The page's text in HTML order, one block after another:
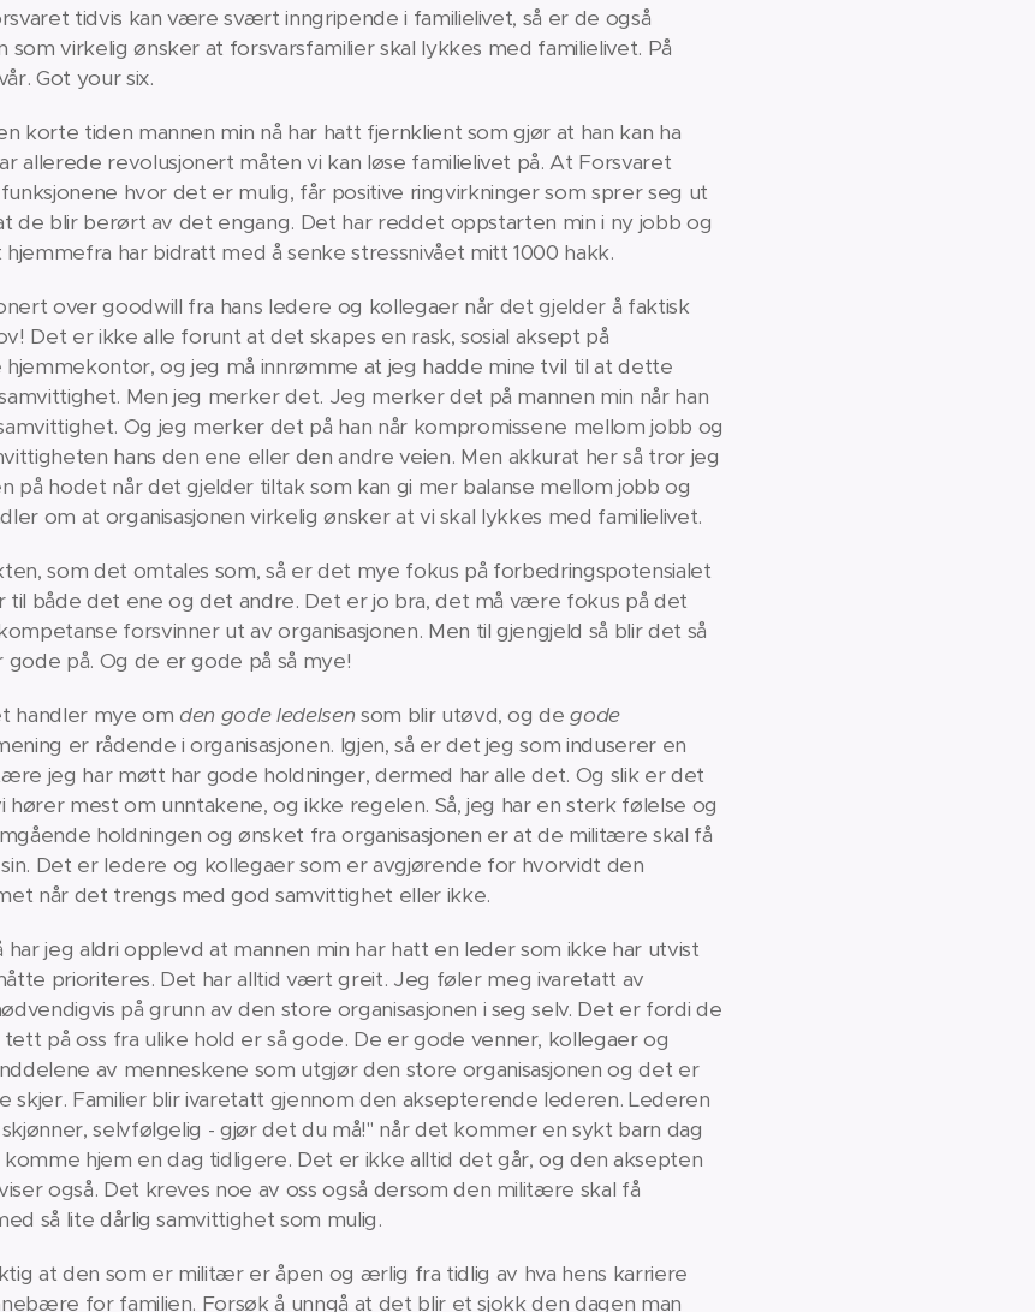
tidvis kan være svært inngripende i familielivet, så er de også
virkelig ønsker at forsvarsfamilier skal lykkes med familielivet. På
Got your six.
korte tiden mannen min nå har hatt fjernklient som gjør at han kan ha
allerede revolusjonert måten vi kan løse familielivet på. At Forsvaret
hvor det er mulig, får positive ringvirkninger som sprer seg ut
de blir berørt av det engang. Det har reddet oppstarten min i ny jobb og
har bidratt med å senke stressnivået mitt 1000 hakk.
over goodwill fra hans ledere og kollegaer når det gjelder å faktisk
Det er ikke alle forunt at det skapes en rask, sosial aksept på
og jeg må innrømme at jeg hadde mine tvil til at dette
Men jeg merker det. Jeg merker det på mannen min når han
Og jeg merker det på han når kompromissene mellom jobb og
hans den ene eller den andre veien. Men akkurat her så tror jeg
på hodet når det gjelder tiltak som kan gi mer balanse mellom jobb og
om at organisasjonen virkelig ønsker at vi skal lykkes med familielivet.
som det omtales som, så er det mye fokus på forbedringspotensialet
til både det ene og det andre. Det er jo bra, det må være fokus på det
forsvinner ut av organisasjonen. Men til gjengjeld så blir det så
på. Og de er gode på så mye!
handler mye om den gode ledelsen som blir utøvd, og degode
er rådende i organisasjonen. Igjen, så er det jeg som induserer en
jeg har møtt har gode holdninger, dermed har alle det. Og slik er det
mest om unntakene, og ikke regelen. Så, jeg har en sterk følelse og
holdningen og ønsket fra organisasjonen er at de militære skal få
Det er ledere og kollegaer som er avgjørende for hvorvidt den
når det trengs med god samvittighet eller ikke.
har jeg aldri opplevd at mannen min har hatt en leder som ikke har utvist
prioriteres. Det har alltid vært greit. Jeg føler meg ivaretatt av
på grunn av den store organisasjonen i seg selv. Det er fordi de
på oss fra ulike hold er så gode. De er gode venner, kollegaer og
av menneskene som utgjør den store organisasjonen og det er
skjer. Familier blir ivaretatt gjennom den aksepterende lederen. Lederen
selvfølgelig - gjør det du må!" når det kommer en sykt barn dag
hjem en dag tidligere. Det er ikke alltid det går, og den aksepten
også. Det kreves noe av oss også dersom den militære skal få
så lite dårlig samvittighet som mulig.
at den som er militær er åpen og ærlig fra tidlig av hva hens karriere
for familien. Forsøk å unngå at det blir et sjokk den dagen man